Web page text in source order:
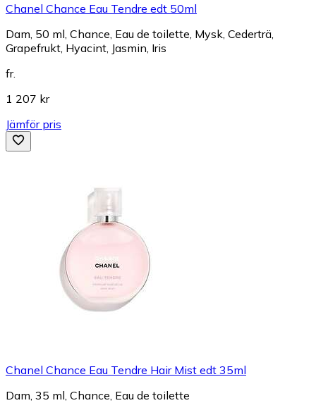
Chanel Chance Eau Tendre edt 50ml
Dam, 50 ml, Chance, Eau de toilette, Mysk, Cederträ,
Grapefrukt, Hyacint, Jasmin, Iris
fr.
1 207 kr
Jämför pris
Chanel Chance Eau Tendre Hair Mist edt 35ml
Dam, 35 ml, Chance, Eau de toilette